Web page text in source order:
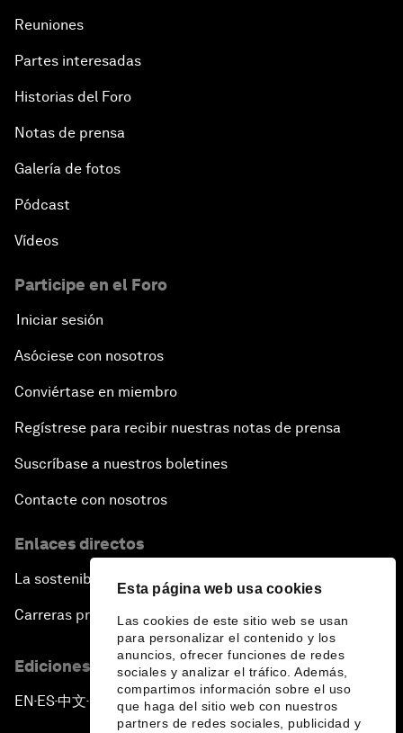
Esta página web usa cookies
Las cookies de este sitio web se usan
para personalizar el contenido y los
anuncios, ofrecer funciones de redes
sociales y analizar el tráfico. Además,
compartimos información sobre el uso
que haga del sitio web con nuestros
partners de redes sociales, publicidad y
Reuniones
Partes interesadas
Historias del Foro
Notas de prensa
Galería de fotos
Pódcast
Vídeos
Participe en el Foro
Iniciar sesión
Asóciese con nosotros
Conviértase en miembro
Regístrese para recibir nuestras notas de prensa
Suscríbase a nuestros boletines
Contacte con nosotros
Enlaces directos
La sostenibilidad en el Foro
Carreras profesionales
Ediciones en otros idiomas
EN ▪ES▪中文▪ 日本語